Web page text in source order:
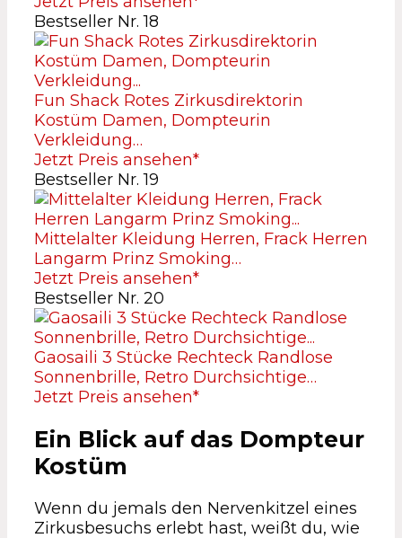
Bestseller Nr. 18
Fun Shack Rotes Zirkusdirektorin
Kostüm Damen, Dompteurin
Verkleidung…
Jetzt Preis ansehen*
Bestseller Nr. 19
Mittelalter Kleidung Herren, Frack Herren
Langarm Prinz Smoking…
Jetzt Preis ansehen*
Bestseller Nr. 20
Gaosaili 3 Stücke Rechteck Randlose
Sonnenbrille, Retro Durchsichtige…
Jetzt Preis ansehen*
Ein Blick auf das Dompteur
Kostüm
Wenn du jemals den Nervenkitzel eines
Zirkusbesuchs erlebt hast, weißt du, wie